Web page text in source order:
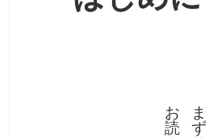
ま
ず
お
読